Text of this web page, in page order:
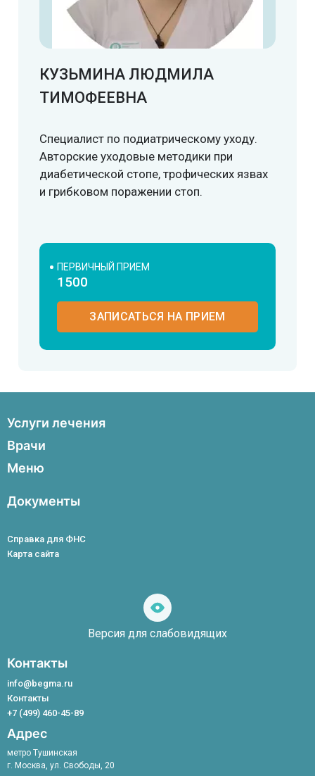
КУЗЬМИНА ЛЮДМИЛА
ТИМОФЕЕВНА
Специалист по подиатрическому уходу.
Авторские уходовые методики при
диабетической стопе, трофических язвах
и грибковом поражении стоп.
ПЕРВИЧНЫЙ ПРИЕМ
1500
ЗАПИСАТЬСЯ НА ПРИЕМ
Услуги лечения
Пупочные и паховые грыжи
Склеротерапия вен
Лечение трофических язв
Возрастные изменения
Варикоз рук
Терапевтический ангиогенез
Лечение сосудистых звездочек
Врачи
Гинеколог
Процедурный кабинет
Кардиолог
Лимфолог
Мануальный терапевт
Ортопед-травматолог
Уролог
Флеболог
Эндокринолог
Меню
Врачи
Статьи
Документы
Пользовательское соглашение
Постановление Правительства РФ от 04.10.2012 № 1006
Справка для ФНС
Карта сайта
инструменты
для
слабовидящих
Версия для слабовидящих
Контакты
info@begma.ru
Контакты
+7 (499) 460-45-89
Адрес
метро Тушинская
г. Москва, ул. Свободы, 20